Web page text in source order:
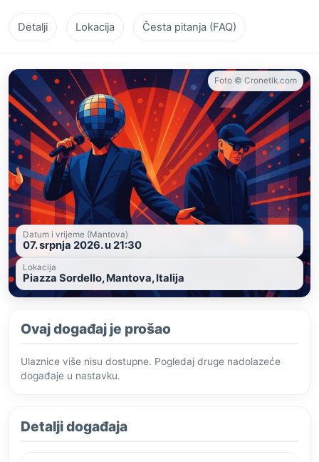
Detalji Lokacija Česta pitanja (FAQ)
Foto © Cronetik.com
Datum i vrijeme (Mantova)
07. srpnja 2026. u 21:30
Lokacija
Piazza Sordello, Mantova, Italija
Ovaj događaj je prošao
Ulaznice više nisu dostupne. Pogledaj druge nadolazeće
događaje u nastavku.
Detalji događaja